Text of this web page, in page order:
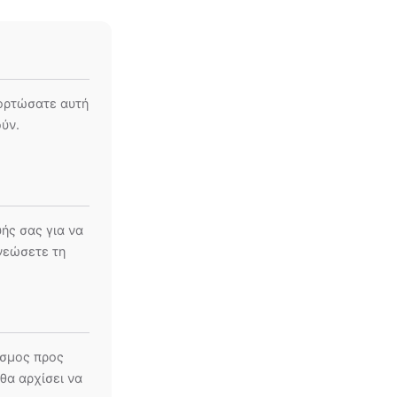
αυτή
σας για να
τη
προς
αρχίσει να